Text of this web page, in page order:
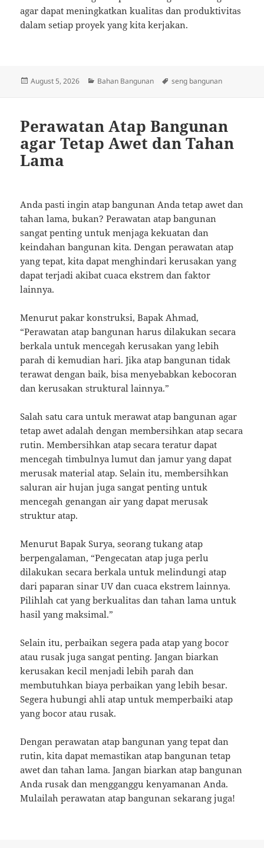
agar dapat meningkatkan kualitas dan produktivitas
dalam setiap proyek yang kita kerjakan.
Posted
August 5, 2026 Categories
Bahan Bangunan Tags
seng bangunan
Perawatan Atap Bangunan
agar Tetap Awet dan Tahan
Lama
Anda pasti ingin atap bangunan Anda tetap awet dan
tahan lama, bukan? Perawatan atap bangunan
sangat penting untuk menjaga kekuatan dan
keindahan bangunan kita. Dengan perawatan atap
yang tepat, kita dapat menghindari kerusakan yang
dapat terjadi akibat cuaca ekstrem dan faktor
lainnya.
Menurut pakar konstruksi, Bapak Ahmad,
“Perawatan atap bangunan harus dilakukan secara
berkala untuk mencegah kerusakan yang lebih
parah di kemudian hari. Jika atap bangunan tidak
terawat dengan baik, bisa menyebabkan kebocoran
dan kerusakan struktural lainnya.”
Salah satu cara untuk merawat atap bangunan agar
tetap awet adalah dengan membersihkan atap secara
rutin. Membersihkan atap secara teratur dapat
mencegah timbulnya lumut dan jamur yang dapat
merusak material atap. Selain itu, membersihkan
saluran air hujan juga sangat penting untuk
mencegah genangan air yang dapat merusak
struktur atap.
Menurut Bapak Surya, seorang tukang atap
berpengalaman, “Pengecatan atap juga perlu
dilakukan secara berkala untuk melindungi atap
dari paparan sinar UV dan cuaca ekstrem lainnya.
Pilihlah cat yang berkualitas dan tahan lama untuk
hasil yang maksimal.”
Selain itu, perbaikan segera pada atap yang bocor
atau rusak juga sangat penting. Jangan biarkan
kerusakan kecil menjadi lebih parah dan
membutuhkan biaya perbaikan yang lebih besar.
Segera hubungi ahli atap untuk memperbaiki atap
yang bocor atau rusak.
Dengan perawatan atap bangunan yang tepat dan
rutin, kita dapat memastikan atap bangunan tetap
awet dan tahan lama. Jangan biarkan atap bangunan
Anda rusak dan mengganggu kenyamanan Anda.
Mulailah perawatan atap bangunan sekarang juga!